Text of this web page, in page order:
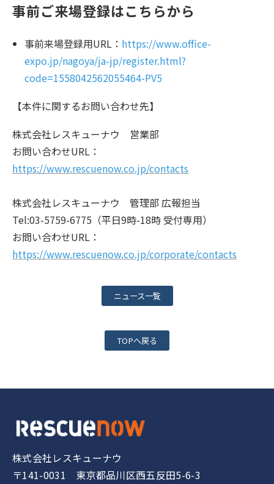
事前ご来場登録はこちらから
事前来場登録用URL： https://www.office-
expo.jp/nagoya/ja-jp/register.html?
code=1558042562055464-PV5
【本件に関するお問い合わせ先】
株式会社レスキューナウ 営業部
お問い合わせURL：
https://www.rescuenow.co.jp/contacts
株式会社レスキューナウ 管理部 広報担当
Tel:03-5759-6775（平日9時-18時 受付専用）
お問い合わせURL：
https://www.rescuenow.co.jp/corporate/contacts
ニュース一覧
TOPへ戻る
株式会社レスキューナウ
〒141-0031 東京都品川区西五反田5-6-3